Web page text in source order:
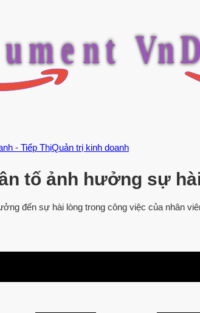
ument Vn
- Tiếp ThịQuản trị kinh doanh
tố ảnh hưởng sự
đến sự hài lòng trong công việc của nhân